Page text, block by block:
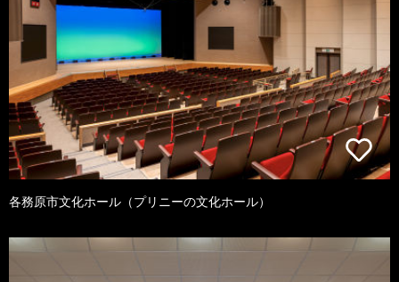
各務原市文化ホール（プリニーの文化ホール）